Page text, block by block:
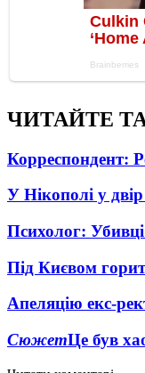
ЧИТАЙТЕ
Корреспондент:
У Нікополі у
Психолог: Убивці
Під Києвом
Апеляцію екс-
СюжетЦе був